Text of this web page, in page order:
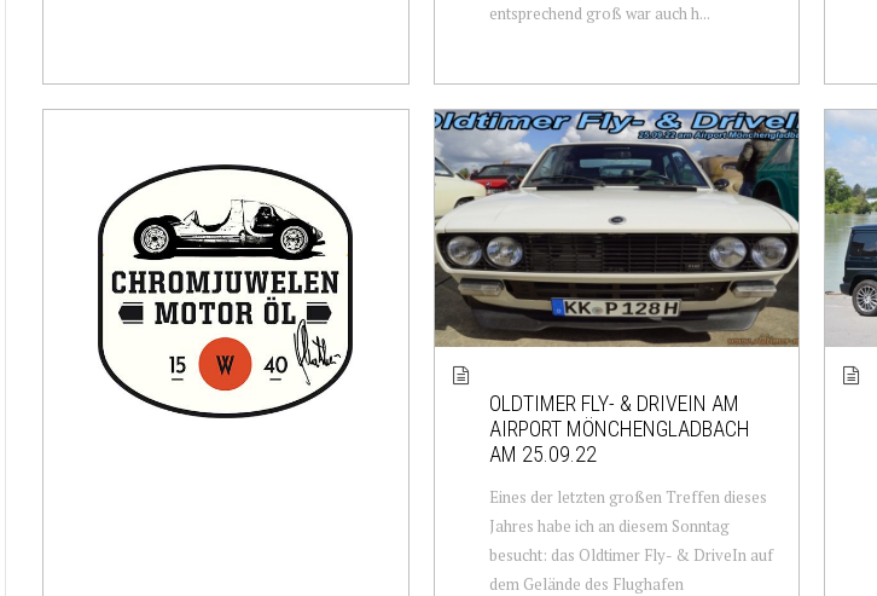
entsprechend groß war auch h...
OLDTIMER FLY- & DRIVEIN AM
AIRPORT MÖNCHENGLADBACH
AM 25.09.22
Eines der letzten großen Treffen dieses
Jahres habe ich an diesem Sonntag
besucht: das Oldtimer Fly- & DriveIn auf
dem Gelände des Flughafen